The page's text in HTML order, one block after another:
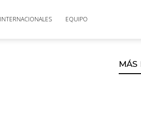
INTERNACIONALES EQUIPO
MÁS